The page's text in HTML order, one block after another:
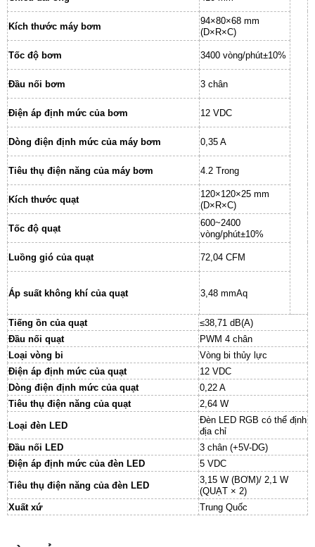
Kích thước máy bơm
94×80×68 mm
(D×R×C)
Tốc độ bơm 3400 vòng/phút±10%
Đầu nối bơm 3 chân
Điện áp định mức của bơm 12 VDC
Dòng điện định mức của máy bơm 0,35 A
Tiêu thụ điện năng của máy bơm 4.2 Trong
Kích thước quạt
120×120×25 mm
(D×R×C)
Tốc độ quạt
600~2400
vòng/phút±10%
Luồng gió của quạt 72,04 CFM
Áp suất không khí của quạt 3,48 mmAq
Tiếng ồn của quạt
≤38,71 dB(A)
Đầu nối quạt
PWM 4 chân
Loại vòng bi
Vòng bi thủy lực
Điện áp định mức của quạt
12 VDC
Dòng điện định mức của quạt
0,22 A
Tiêu thụ điện năng của quạt
2,64 W
Loại đèn LED
Đèn LED RGB có thể định
địa chỉ
Đầu nối LED
3 chân (+5V-DG)
Điện áp định mức của đèn LED
5 VDC
Tiêu thụ điện năng của đèn LED
3,15 W (BƠM)/ 2,1 W
(QUẠT × 2)
Xuất xứ
Trung Quốc